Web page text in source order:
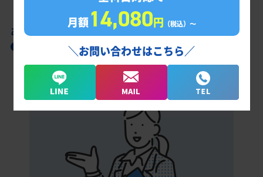
あなただけの学習計画だから成果が出る！
取手第一高校合格に向けた受験対策カリキュ
ラム
月額14,080円 （税込）〜
＼お問い合わせはこちら／